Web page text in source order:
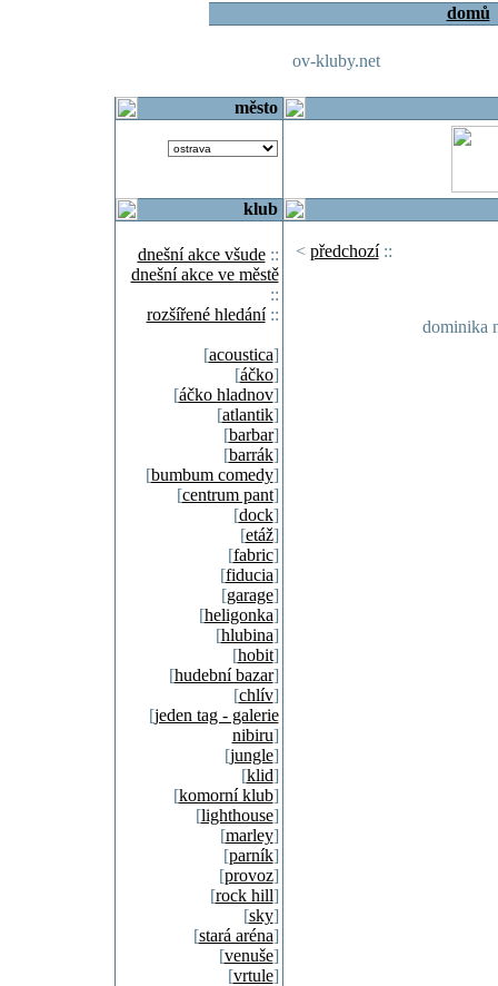
domů
ov-kluby.net
město
klub
dnešní akce všude::
dnešní akce ve městě
::
rozšířené hledání::
[acoustica]
[áčko]
[áčko hladnov]
[atlantik]
[barbar]
[barrák]
[bumbum comedy]
[centrum pant]
[dock]
[etáž]
[fabric]
[fiducia]
[garage]
[heligonka]
[hlubina]
[hobit]
[hudební bazar]
[chlív]
[jeden tag - galerie
nibiru]
[jungle]
[klid]
[komorní klub]
[lighthouse]
[marley]
[parník]
[provoz]
[rock hill]
[sky]
[stará aréna]
[venuše]
[vrtule]
< předchozí::
dominika